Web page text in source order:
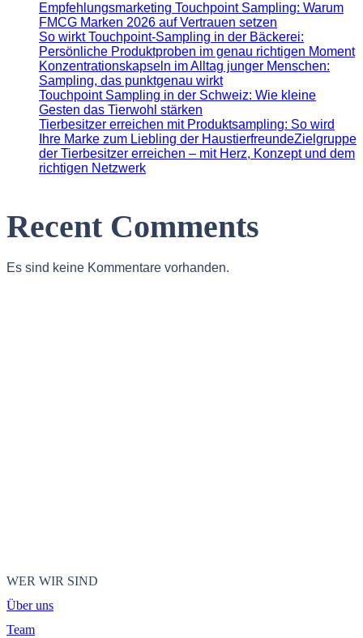
Empfehlungsmarketing Touchpoint Sampling: Warum
FMCG Marken 2026 auf Vertrauen setzen
So wirkt Touchpoint-Sampling in der Bäckerei:
Persönliche Produktproben im genau richtigen Moment
Konzentrationskapseln im Alltag junger Menschen:
Sampling, das punktgenau wirkt
Touchpoint Sampling in der Schweiz: Wie kleine
Gesten das Tierwohl stärken
Tierbesitzer erreichen mit Produktsampling: So wird
Ihre Marke zum Liebling der HaustierfreundeZielgruppe
der Tierbesitzer erreichen – mit Herz, Konzept und dem
richtigen Netzwerk
Recent Comments
Es sind keine Kommentare vorhanden.
WER WIR SIND
Über uns
Team